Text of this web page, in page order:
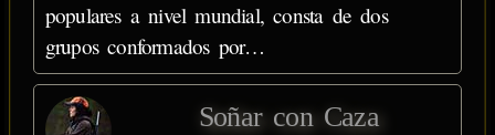
populares a nivel mundial, consta de dos
grupos conformados por…
Soñar con Caza